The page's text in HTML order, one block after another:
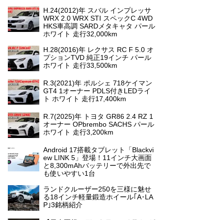
H.24(2012)年 スバル インプレッサ
WRX 2.0 WRX STI スペックC 4WD
HKS車高調 SARDメタキャタ パール
ホワイト 走行32,000km
H.28(2016)年 レクサス RC F 5.0 オ
プションTVD 純正19インチ パール
ホワイト 走行33,500km
R.3(2021)年 ポルシェ 718ケイマン
GT4 1オーナー PDLS付きLEDライ
ト ホワイト 走行17,400km
R.7(2025)年 トヨタ GR86 2.4 RZ 1
オーナー OPbrembo SACHS パール
ホワイト 走行3,200km
Android 17搭載タブレット「Blackvi
ew LINK 5」登場！11インチ大画面
と8,300mAhバッテリーで外出先で
も使いやすい1台
ランドクルーザー250を三様に魅せ
る18インチ軽量鍛造ホイール｢A･LA
P｣3銘柄紹介